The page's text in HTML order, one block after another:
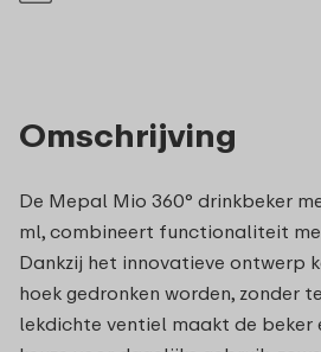
Omschrijving
De Mepal Mio 360° drinkbeker
ml, combineert functionaliteit
Dankzij het innovatieve ontwerp
hoek gedronken worden, zonder
lekdichte ventiel maakt de beker